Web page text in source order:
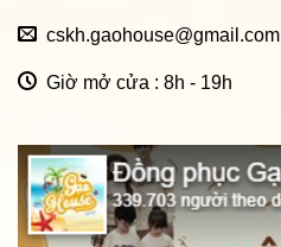
cskh.gaohouse@gmail.com
Giờ mở cửa : 8h - 19h